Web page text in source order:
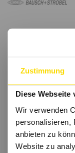
Zustimmung
Diese Webseite
Wir verwenden
personalisieren,
anbieten zu
Website zu